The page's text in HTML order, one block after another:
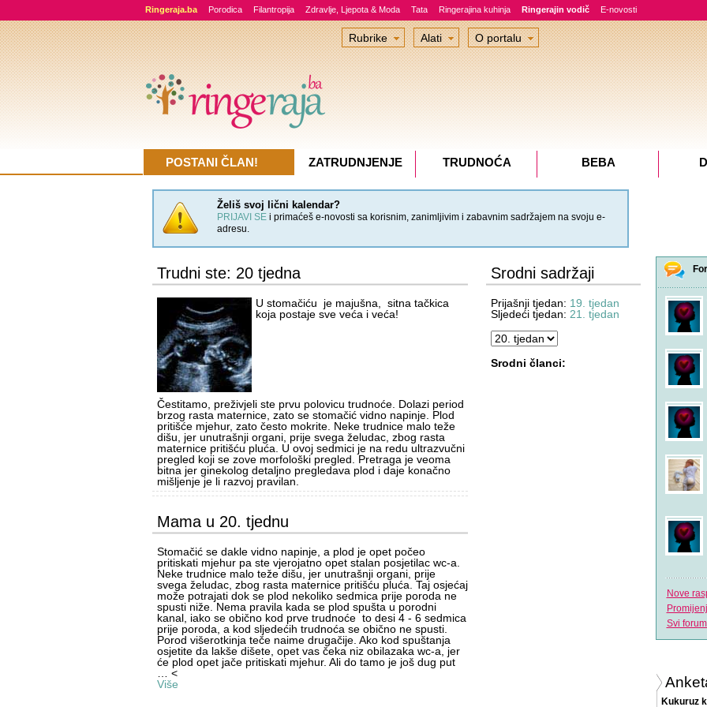
Ringeraja.ba Porodica Filantropija Zdravlje, Ljepota & Moda Tata Ringerajina kuhinja Ringerajin vodič E-novosti
Želiš svoj lični kalendar?
PRIJAVI SEi primaćeš e-novosti sa korisnim, zanimljivim i zabavnim sadržajem na svoju e-
adresu.
Trudni ste: 20 tjedna
U stomačiću je majušna, sitna tačkica
koja postaje sve veća i veća!
Čestitamo, preživjeli ste prvu polovicu trudnoće. Dolazi period
brzog rasta maternice, zato se stomačić vidno napinje. Plod
pritišće mjehur, zato često mokrite. Neke trudnice malo teže
dišu, jer unutrašnji organi, prije svega želudac, zbog rasta
maternice pritišću pluća. U ovoj sedmici je na redu ultrazvučni
pregled koji se zove morfološki pregled. Pretraga je veoma
bitna jer ginekolog detaljno pregledava plod i daje konačno
mišljenje je li razvoj pravilan.
Mama u 20. tjednu
Stomačić se dakle vidno napinje, a plod je opet počeo
pritiskati mjehur pa ste vjerojatno opet stalan posjetilac wc-a.
Neke trudnice malo teže dišu, jer unutrašnji organi, prije
svega želudac, zbog rasta maternice pritišću pluća. Taj osjećaj
može potrajati dok se plod nekoliko sedmica prije poroda ne
spusti niže. Nema pravila kada se plod spušta u porodni
kanal, iako se obično kod prve trudnoće to desi 4 - 6 sedmica
prije poroda, a kod sljedećih trudnoća se obično ne spusti.
Porod višerotkinja teče naime drugačije. Ako kod spuštanja
osjetite da lakše dišete, opet vas čeka niz obilazaka wc-a, jer
će plod opet jače pritiskati mjehur. Ali do tamo je još dug put
… <
Više
Srodni sadržaji
Prijašnji tjedan: 19. tjedan
Sljedeći tjedan: 21. tjedan
Srodni članci:
Nove
Svi
Kukuruz
Rubrike Alati O portalu
POSTANI ČLAN! ZATRUDNJENJE TRUDNOĆA BEBA